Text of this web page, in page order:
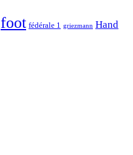
foot fédérale 1 griezmann Hand